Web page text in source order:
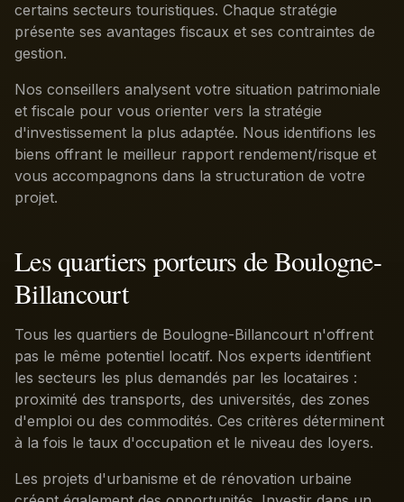
certains secteurs touristiques. Chaque stratégie
présente ses avantages fiscaux et ses contraintes de
gestion.
Nos conseillers analysent votre situation patrimoniale
et fiscale pour vous orienter vers la stratégie
d'investissement la plus adaptée. Nous identifions les
biens offrant le meilleur rapport rendement/risque et
vous accompagnons dans la structuration de votre
projet.
Les quartiers porteurs de Boulogne-
Billancourt
Tous les quartiers de Boulogne-Billancourt n'offrent
pas le même potentiel locatif. Nos experts identifient
les secteurs les plus demandés par les locataires :
proximité des transports, des universités, des zones
d'emploi ou des commodités. Ces critères déterminent
à la fois le taux d'occupation et le niveau des loyers.
Les projets d'urbanisme et de rénovation urbaine